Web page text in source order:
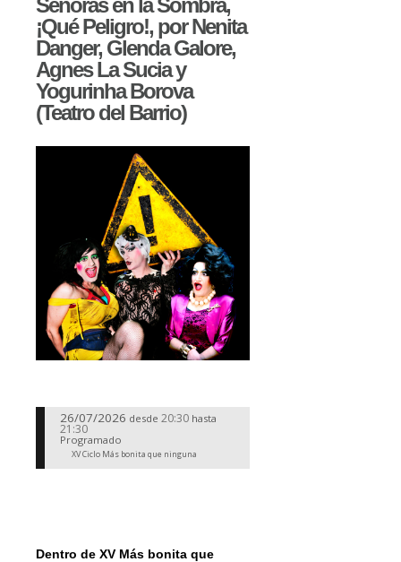
Señoras en la Sombra,
¡Qué Peligro!, por Nenita
Danger, Glenda Galore,
Agnes La Sucia y
Yogurinha Borova
(Teatro del Barrio)
26/07/2026 desde 20:30 hasta
21:30
Programado
XV Ciclo Más bonita que ninguna
Dentro de XV Más bonita que